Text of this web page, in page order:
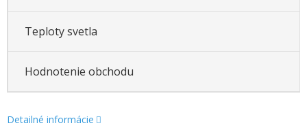
Teploty svetla
Hodnotenie obchodu
Detailné informácie